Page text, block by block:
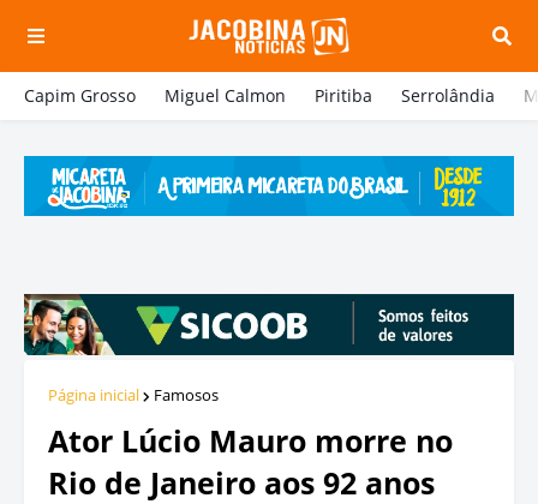
Capim Grosso Miguel Calmon Piritiba Serrolândia
Página inicial Famosos
Ator Lúcio Mauro morre no
Rio de Janeiro aos 92 anos